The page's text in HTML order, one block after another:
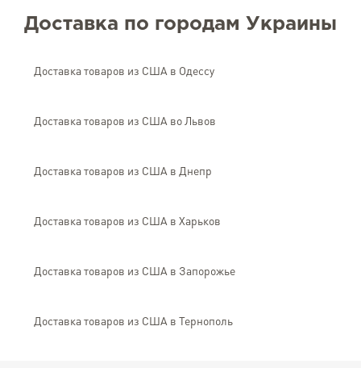
Доставка по городам Украины
Доставка товаров из США в Одессу
Доставка товаров из США во Львов
Доставка товаров из США в Днепр
Доставка товаров из США в Харьков
Доставка товаров из США в Запорожье
Доставка товаров из США в Тернополь